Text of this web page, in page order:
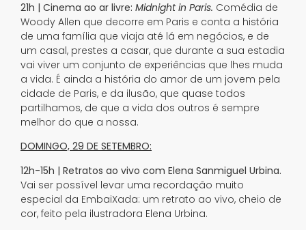
21h | Cinema ao ar livre: Midnight in Paris. Comédia de
Woody Allen que decorre em Paris e conta a história
de uma família que viaja até lá em negócios, e de
um casal, prestes a casar, que durante a sua estadia
vai viver um conjunto de experiências que lhes muda
a vida. É ainda a história do amor de um jovem pela
cidade de Paris, e da ilusão, que quase todos
partilhamos, de que a vida dos outros é sempre
melhor do que a nossa.
DOMINGO, 29 DE SETEMBRO:
12h-15h | Retratos ao vivo com Elena Sanmiguel Urbina.
Vai ser possível levar uma recordação muito
especial da EmbaiXada: um retrato ao vivo, cheio de
cor, feito pela ilustradora Elena Urbina.